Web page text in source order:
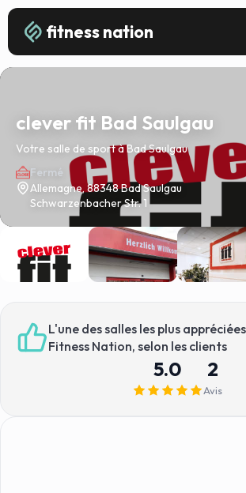
fitness nation
clever fit Bad Saulgau
Votre salle de sport à Bad Saulgau
Fermé
Allemagne, 88348 Bad Saulgau
Schwarzenbacher Str. 1
L'une des salles les plus
Fitness Nation, selon les clients
5.0 2
Avis